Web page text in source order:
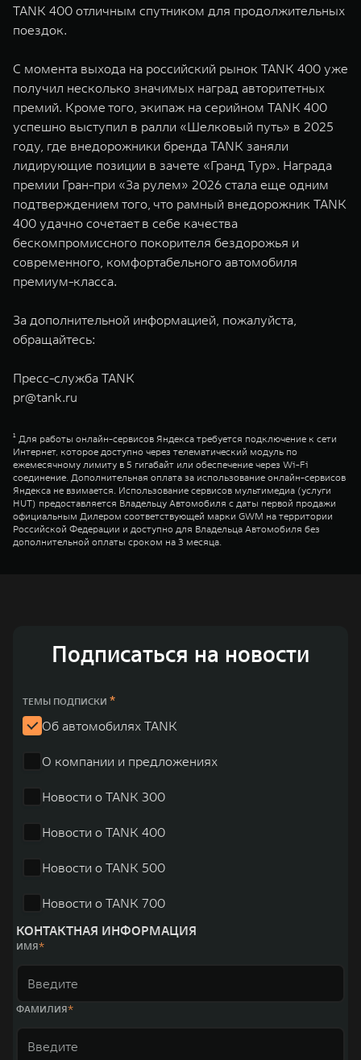
TANK 400 отличным спутником для продолжительных
поездок.
С момента выхода на российский рынок TANK 400 уже
получил несколько значимых наград авторитетных
премий. Кроме того, экипаж на серийном TANK 400
успешно выступил в ралли «Шелковый путь» в 2025
году, где внедорожники бренда TANK заняли
лидирующие позиции в зачете «Гранд Тур». Награда
премии Гран-при «За рулем» 2026 стала еще одним
подтверждением того, что рамный внедорожник TANK
400 удачно сочетает в себе качества
бескомпромиссного покорителя бездорожья и
современного, комфортабельного автомобиля
премиум-класса.
За дополнительной информацией, пожалуйста,
обращайтесь:
Пресс-служба TANK
pr@tank.ru
¹ Для работы онлайн-сервисов Яндекса требуется подключение к сети
Интернет, которое доступно через телематический модуль по
ежемесячному лимиту в 5 гигабайт или обеспечение через Wi-Fi
соединение. Дополнительная оплата за использование онлайн-сервисов
Яндекса не взимается. Использование сервисов мультимедиа (услуги
HUT) предоставляется Владельцу Автомобиля с даты первой продажи
официальным Дилером соответствующей марки GWM на территории
Российской Федерации и доступно для Владельца Автомобиля без
дополнительной оплаты сроком на 3 месяца.
Подписаться на новости
ТЕМЫ ПОДПИСКИ *
Об автомобилях TANK
О компании и предложениях
Новости о TANK 300
Новости о TANK 400
Новости о TANK 500
Новости о TANK 700
КОНТАКТНАЯ ИНФОРМАЦИЯ
ИМЯ
ФАМИЛИЯ